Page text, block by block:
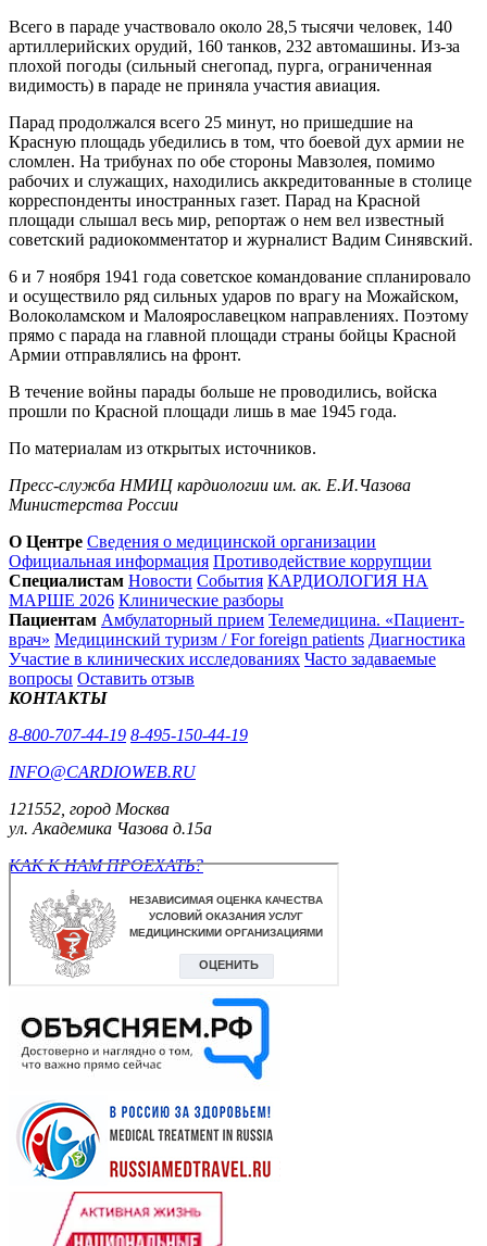
Всего в параде участвовало около 28,5 тысячи человек, 140
артиллерийских орудий, 160 танков, 232 автомашины. Из-за
плохой погоды (сильный снегопад, пурга, ограниченная
видимость) в параде не приняла участия авиация.
Парад продолжался всего 25 минут, но пришедшие на
Красную площадь убедились в том, что боевой дух армии не
сломлен. На трибунах по обе стороны Мавзолея, помимо
рабочих и служащих, находились аккредитованные в столице
корреспонденты иностранных газет. Парад на Красной
площади слышал весь мир, репортаж о нем вел известный
советский радиокомментатор и журналист Вадим Синявский.
6 и 7 ноября 1941 года советское командование спланировало
и осуществило ряд сильных ударов по врагу на Можайском,
Волоколамском и Малоярославецком направлениях. Поэтому
прямо с парада на главной площади страны бойцы Красной
Армии отправлялись на фронт.
В течение войны парады больше не проводились, войска
прошли по Красной площади лишь в мае 1945 года.
По материалам из открытых источников.
Пресс-служба НМИЦ кардиологии им. ак. Е.И.Чазова
Министерства России
О Центре Сведения о медицинской организации
Официальная информация Противодействие коррупции
Специалистам Новости События КАРДИОЛОГИЯ НА
МАРШЕ 2026 Клинические разборы
Пациентам Амбулаторный прием Телемедицина. «Пациент-
врач» Медицинский туризм / For foreign patients Диагностика
Участие в клинических исследованиях Часто задаваемые
вопросы Оставить отзыв
КОНТАКТЫ
8-800-707-44-19 8-495-150-44-19
INFO@CARDIOWEB.RU
121552, город Москва
ул. Академика Чазова д.15а
КАК К НАМ ПРОЕХАТЬ?